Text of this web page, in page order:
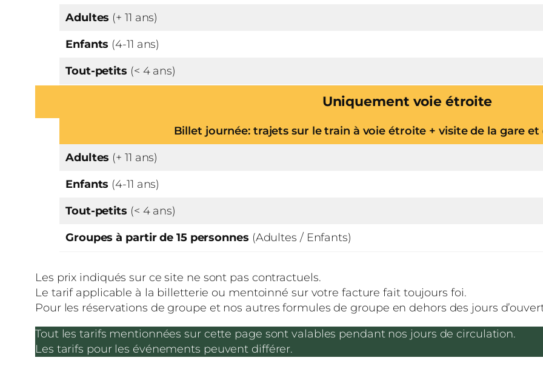
Adultes (+ 11 ans)
Enfants (4-11 ans)
Tout-petits (< 4 ans)
Uniquement voie étroite
Billet journée: trajets sur le train à voie étroite + visite de la gare
Adultes (+ 11 ans)
Enfants (4-11 ans)
Tout-petits (< 4 ans)
Groupes à partir de 15 personnes (Adultes / Enfants)
Les prix indiqués sur ce site ne sont pas contractuels.
Le tarif applicable à la billetterie ou mentoinné sur votre facture fait toujours foi.
Pour les réservations de groupe et nos autres formules de groupe en dehors des jours
Tout les tarifs mentionnées sur cette page sont valables pendant nos jours de circulation.
Les tarifs pour les événements peuvent différer.